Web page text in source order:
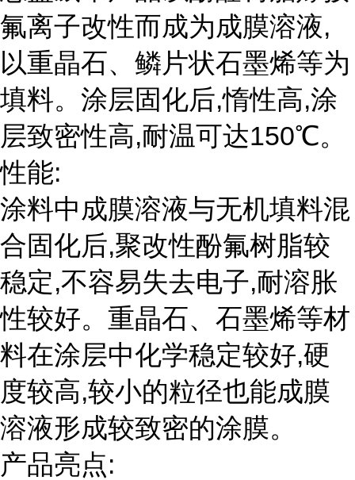
氟离子改性而成为成膜溶液,
以重晶石、鳞片状石墨烯等为
填料。涂层固化后,惰性高,涂
层致密性高,耐温可达150℃。
性能:
涂料中成膜溶液与无机填料混
合固化后,聚改性酚氟树脂较
稳定,不容易失去电子,耐溶胀
性较好。重晶石、石墨烯等材
料在涂层中化学稳定较好,硬
度较高,较小的粒径也能成膜
溶液形成较致密的涂膜。
产品亮点: